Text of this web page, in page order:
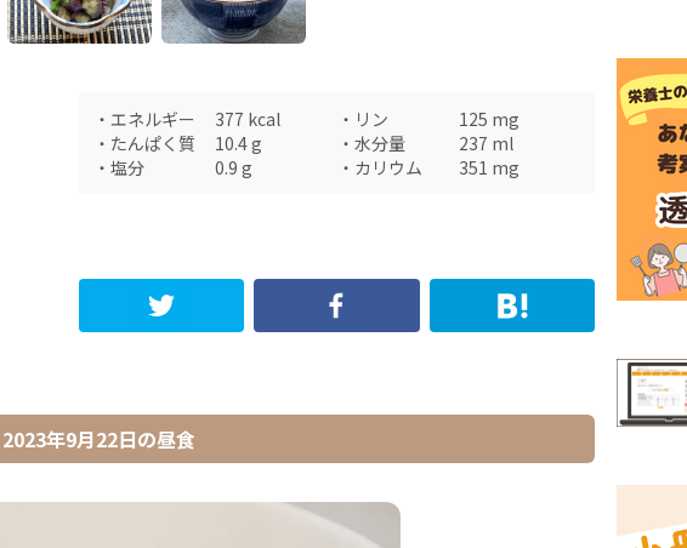
・ エネルギー 377 kcal ・ リン 125 mg
・ たんぱく質 10.4g ・ 水分量 237 ml
・ 塩分 0.9 g ・ カリウム 351 mg
2023年9月22日の昼食